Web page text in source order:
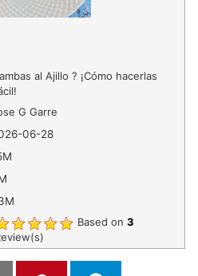
al Ajillo ? ¡Cómo hacerlas
G Garre
06-28
Based on3